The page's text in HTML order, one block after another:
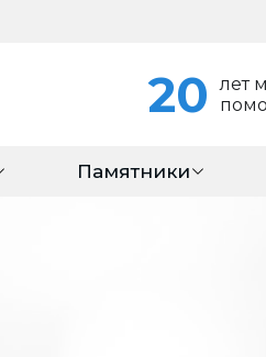
20
лет
Памятники